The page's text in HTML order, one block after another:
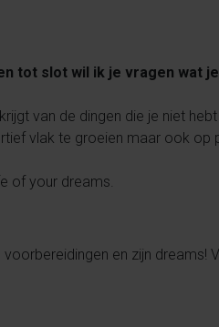
tot slot wil ik je vragen wat
van de dingen die je niet
vlak te groeien maar ook
of your dreams.
en zijn dreams!